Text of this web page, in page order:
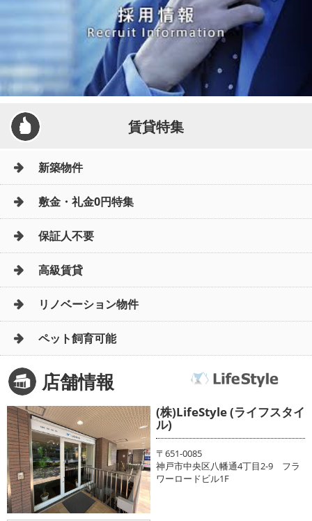
賃貸特集
新築物件
敷金・礼金0円特集
保証人不要
高級賃貸
リノベーション物件
ペット飼育可能
店舗情報
(株)LifeStyle (ライフスタイ
ル)
〒651-0085
神戸市中央区八幡通4丁目2-9 フラ
ワーロードビル1F